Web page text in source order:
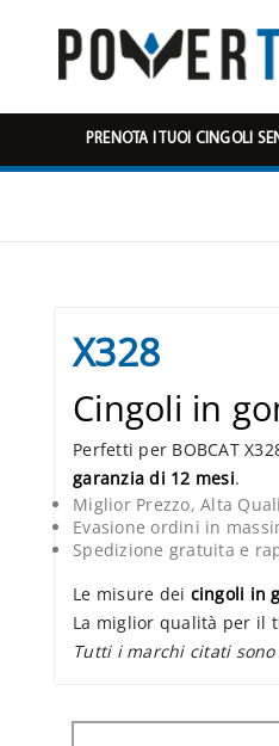
PRENOTA I TUOI CINGOLI
X328
Cingoli in
Perfetti per BOBCAT
garanzia di 12 mesi.
Miglior Prezzo, Alta
Evasione ordini in
Spedizione gratuita e
Le misure dei cingoli in
La miglior qualità per il
Tutti i marchi citati